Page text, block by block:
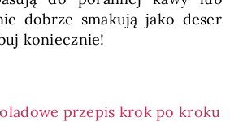
dobrze smakują jako deser
koniecznie!
przepis krok po kroku